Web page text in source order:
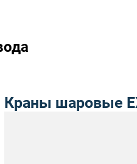
Краны шаровые